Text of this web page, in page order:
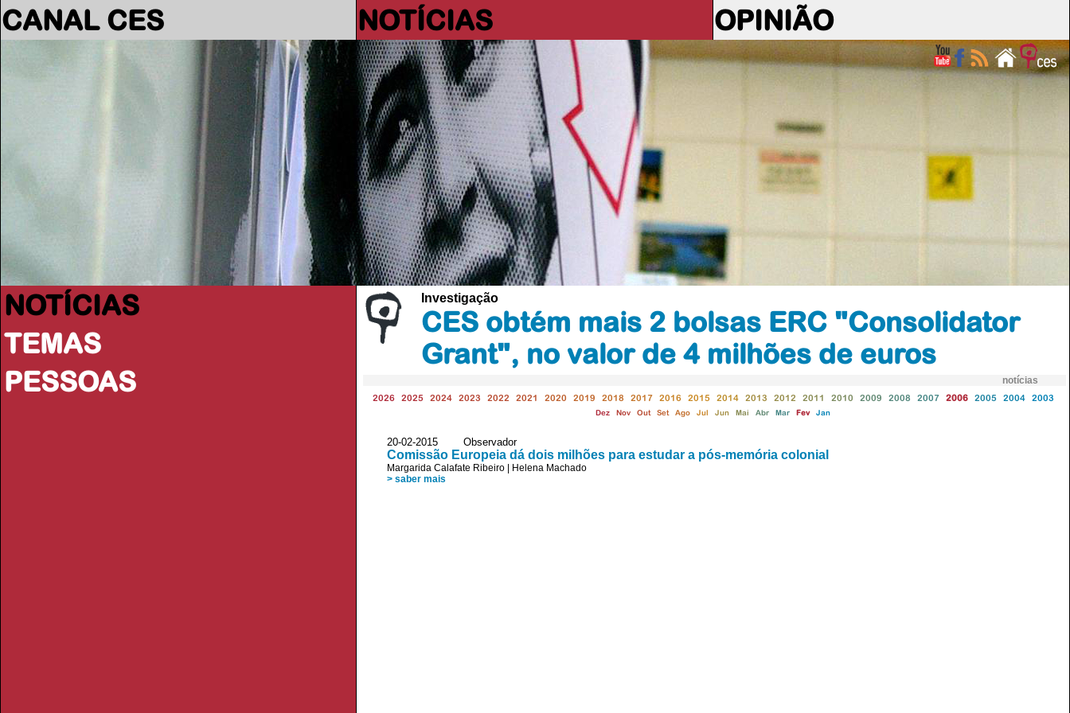
CANAL CES NOTÍCIAS OPINIÃO
NOTÍCIAS
TEMAS
PESSOAS
Investigação
CES obtém mais 2 bolsas ERC "Consolidator
Grant", no valor de 4 milhões de euros
notícias
2026 2025 2024 2023 2022 2021 2020 2019 2018 2017 2016 2015 2014 2013 2012 2011 2010 2009 2008 2007 2006 2005 2004 2003
Dez Nov Out Set Ago Jul Jun Mai Abr Mar Fev Jan
20-02-2015 Observador
Comissão Europeia dá dois milhões para estudar a pós-memória colonial
Margarida Calafate Ribeiro
Helena Machado
> saber mais